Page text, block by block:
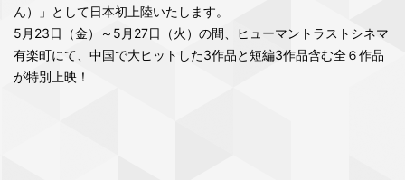
ん）」として日本初上陸いたします。
5月23日（金）～5月27日（火）の間、ヒューマントラストシネマ
有楽町にて、中国で大ヒットした3作品と短編3作品含む全６作品
が特別上映！